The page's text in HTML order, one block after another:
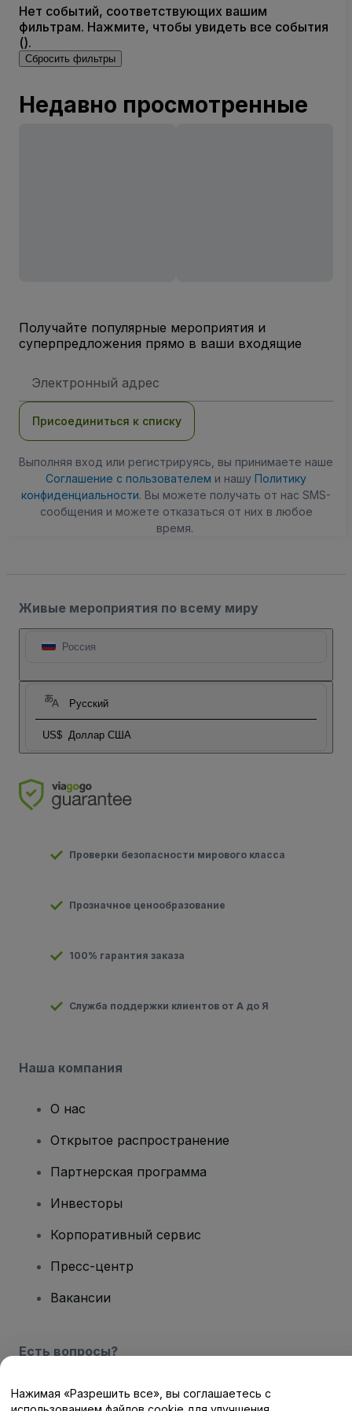
Нет событий, соответствующих вашим
фильтрам. Нажмите, чтобы увидеть все события
().
Сбросить фильтры
Недавно просмотренные
Получайте популярные мероприятия и
суперпредложения прямо в ваши входящие
электронной
Присоединиться к списку
Выполняя вход или регистрируясь, вы принимаете наше
Соглашение с пользователем и нашу Политику
конфиденциальности. Вы можете получать от нас SMS-
сообщения и можете отказаться от них в любое
время.
Живые мероприятия по всему миру
Россия
Русский
US$ Доллар США
Проверки безопасности мирового класса
Прозначное ценообразование
100% гарантия заказа
Служба поддержки клиентов от А до Я
Наша компания
О нас
Открытое распространение
Партнерская программа
Инвесторы
Корпоративный сервис
Пресс-центр
Вакансии
Есть вопросы?
Центр помощи / Свяжитесь с нами
Нажимая «Разрешить все», вы соглашаетесь с